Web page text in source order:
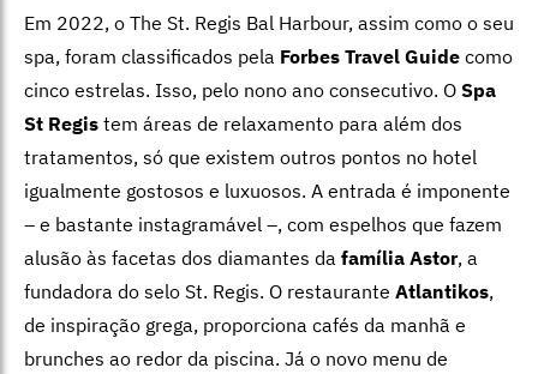
Em 2022, o The St. Regis Bal Harbour, assim como o seu
spa, foram classificados pela Forbes Travel Guide como
cinco estrelas. Isso, pelo nono ano consecutivo. O Spa
St Regis tem áreas de relaxamento para além dos
tratamentos, só que existem outros pontos no hotel
igualmente gostosos e luxuosos. A entrada é imponente
– e bastante instagramável –, com espelhos que fazem
alusão às facetas dos diamantes da família Astor, a
fundadora do selo St. Regis. O restaurante Atlantikos,
de inspiração grega, proporciona cafés da manhã e
brunches ao redor da piscina. Já o novo menu de